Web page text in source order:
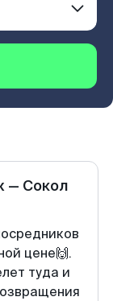
— Сокол
цене🙌.
туда и